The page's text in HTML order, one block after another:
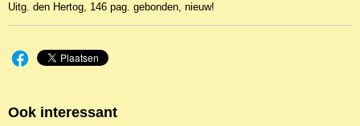
Uitg. den Hertog, 146 pag. gebonden, nieuw!
Ook interessant